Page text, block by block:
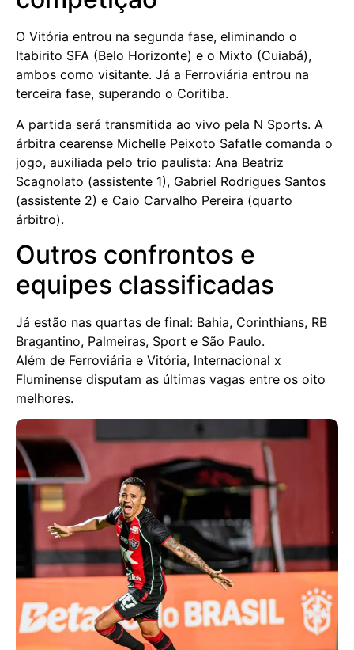
O Vitória entrou na segunda fase, eliminando o
Itabirito SFA (Belo Horizonte) e o Mixto (Cuiabá),
ambos como visitante. Já a Ferroviária entrou na
terceira fase, superando o Coritiba.
A partida será transmitida ao vivo pela N Sports. A
árbitra cearense Michelle Peixoto Safatle comanda o
jogo, auxiliada pelo trio paulista: Ana Beatriz
Scagnolato (assistente 1), Gabriel Rodrigues Santos
(assistente 2) e Caio Carvalho Pereira (quarto
árbitro).
Outros confrontos e
equipes classificadas
Já estão nas quartas de final: Bahia, Corinthians, RB
Bragantino, Palmeiras, Sport e São Paulo.
Além de Ferroviária e Vitória, Internacional x
Fluminense disputam as últimas vagas entre os oito
melhores.